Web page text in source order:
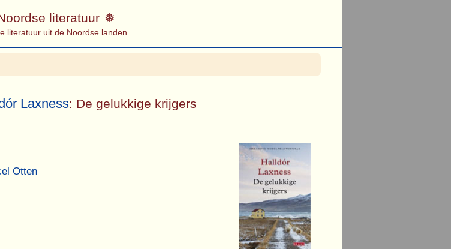
literatuur
literatuur uit de Noordse landen
Laxness: De gelukkige krijgers
Otten